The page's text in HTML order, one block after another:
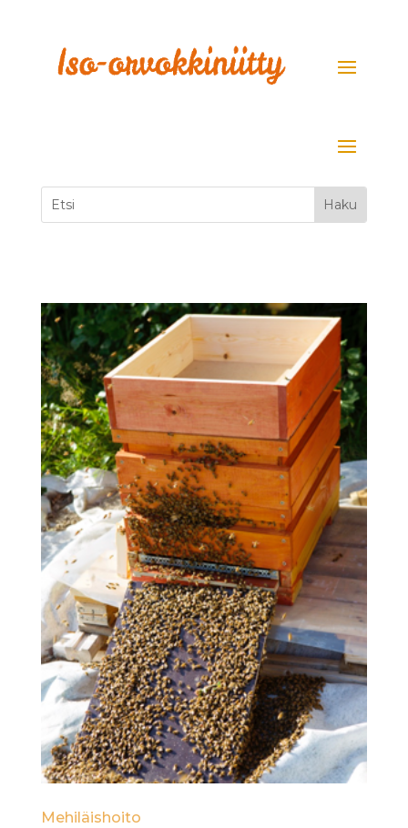
Mehiläishoito